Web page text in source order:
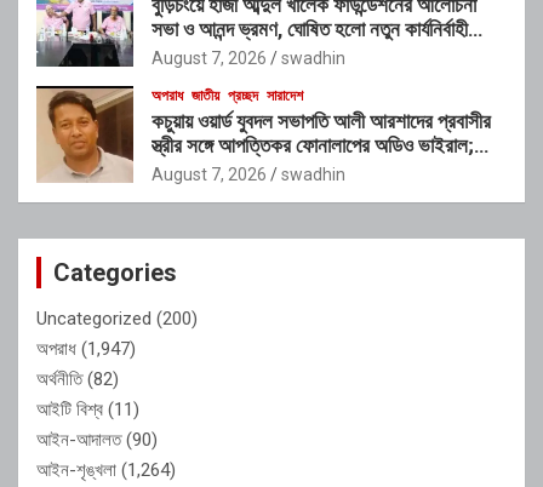
সভা ও আনন্দ ভ্রমণ, ঘোষিত হলো নতুন কার্যনির্বাহী
কমিটি
August 7, 2026 swadhin
অপরাধ জাতীয় প্রচ্ছদ সারাদেশ
কচুয়ায় ওয়ার্ড যুবদল সভাপতি আলী আরশাদের প্রবাসীর
স্ত্রীর সঙ্গে আপত্তিকর ফোনালাপের অডিও ভাইরাল;
শাস্তির দাবি এলাকাবাসীর
August 7, 2026 swadhin
Categories
Uncategorized (200)
অপরাধ (1,947)
অর্থনীতি(82)
আইটি বিশ্ব (11)
আইন-আদালত(90)
আইন-শৃঙ্খলা (1,264)